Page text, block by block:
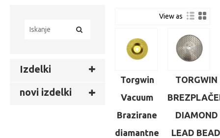
Izdelki
novi izdelki
View as
Torgwin
Vacuum
Brazirane
diamantne
TORGWIN
DIAMOND
LEAD